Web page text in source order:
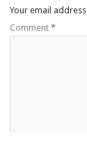
Your email
Comment *